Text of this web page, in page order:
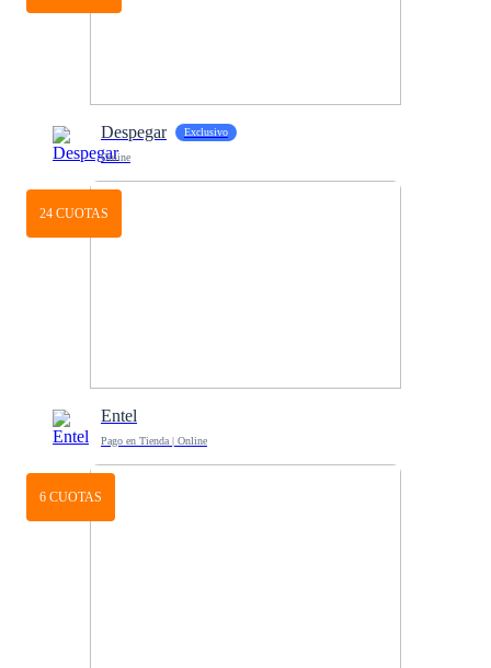
Despegar Exclusivo
Online
24 CUOTAS
Entel
Pago en Tienda | Online
6 CUOTAS